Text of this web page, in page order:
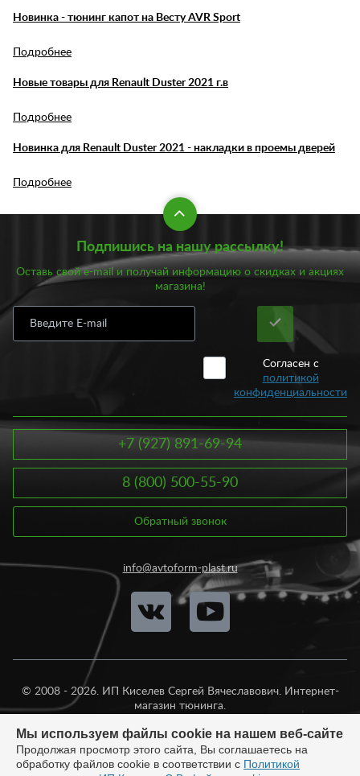
Новинка - тюнинг капот на Весту AVR Sport
Подробнее
Новые товары для Renault Duster 2021 г.в
Подробнее
Новинка для Renault Duster 2021 - накладки в проемы дверей
Подробнее
Подпишись на нашу рассылку!
Оставь свой e-mail и получай информацию о скидках и акциях
магазина!
Согласен с
политикой
конфиденциальности
+7 (927) 891-69-94
8 (800) 500-55-90
Обратный звонок
info@avtoform-plast.ru
© 2008 - 2026. ИП Киселев Сергей Вячеславович. Интернет-
магазин тюнинга.
Мы используем файлы cookie на нашем веб-сайте
Продолжая просмотр этого сайта, Вы соглашаетесь на
обработку файлов cookie в соответствии с Политикой